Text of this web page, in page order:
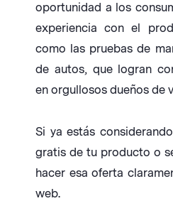
oportunidad a los
experiencia con el
como las pruebas de
de autos, que logran
en orgullosos dueños de
Si ya estás
gratis de tu producto o
hacer esa oferta
web.